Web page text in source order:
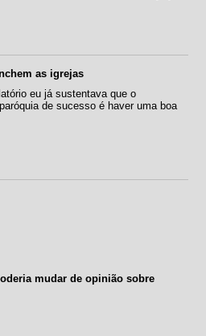
as igrejas
eu já sustentava que o
de sucesso é haver uma boa
mudar de opinião sobre